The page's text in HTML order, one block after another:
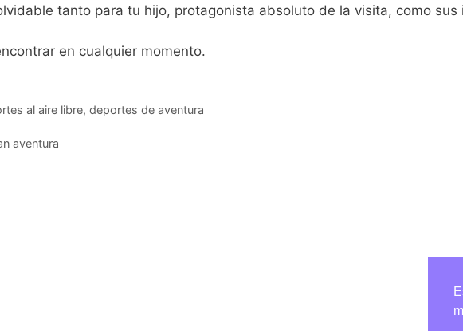
tanto para tu hijo, protagonista absoluto de la visita, como sus
en cualquier momento.
al aire libre, deportes de aventura
aventura